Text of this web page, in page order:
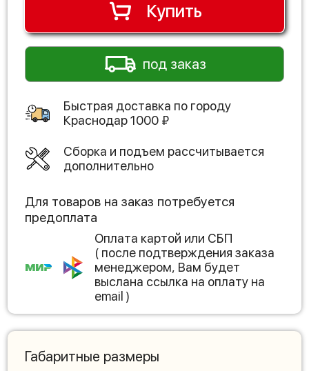
Купить
под заказ
Быстрая доставка по городу
Краснодар1000 ₽
Сборка и подъем рассчитывается
дополнительно
Для товаров на заказ потребуется
предоплата
Оплата картой или СБП
( после подтверждения заказа
менеджером, Вам будет
выслана ссылка на оплату на
email )
Габаритные размеры